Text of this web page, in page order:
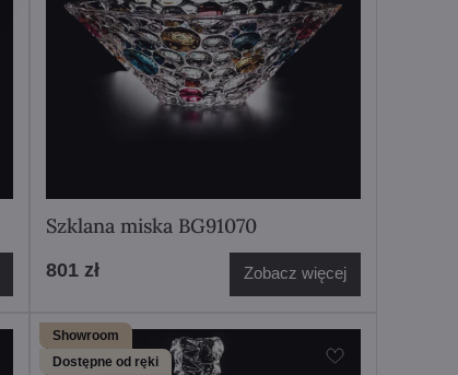
Szklana miska BG91070
801 zł Zobacz więcej
Showroom
Dostępne od ręki